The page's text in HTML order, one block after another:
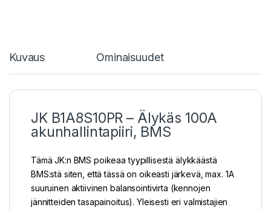
Kuvaus Ominaisuudet
JK B1A8S10PR – Älykäs 100A
akunhallintapiiri, BMS
Tämä JK:n BMS poikeaa tyypillisestä älykkäästä
BMS:stä siten, että tässä on oikeasti järkevä, max. 1A
suuruinen aktiivinen balansointivirta (kennojen
jännitteiden tasapainoitus). Yleisesti eri valmistajien